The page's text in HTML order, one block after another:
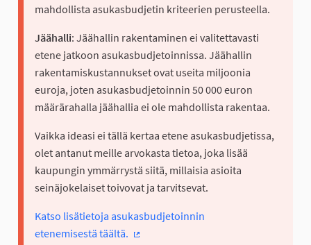
mahdollista asukasbudjetin kriteerien perusteella.
Jäähalli: Jäähallin rakentaminen ei valitettavasti
etene jatkoon asukasbudjetoinnissa. Jäähallin
rakentamiskustannukset ovat useita miljoonia
euroja, joten asukasbudjetoinnin 50 000 euron
määrärahalla jäähallia ei ole mahdollista rakentaa.
Vaikka ideasi ei tällä kertaa etene asukasbudjetissa,
olet antanut meille arvokasta tietoa, joka lisää
kaupungin ymmärrystä siitä, millaisia asioita
seinäjokelaiset toivovat ja tarvitsevat.
Katso lisätietoja asukasbudjetoinnin
etenemisestä täältä.